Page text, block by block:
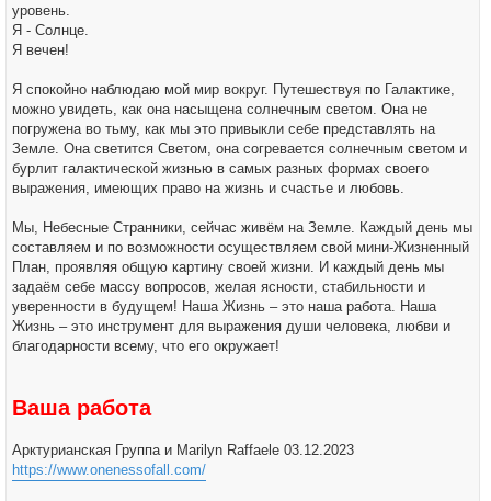
уровень.
Я - Солнце.
Я вечен!
Я спокойно наблюдаю мой мир вокруг. Путешествуя по Галактике,
можно увидеть, как она насыщена солнечным светом. Она не
погружена во тьму, как мы это привыкли себе представлять на
Земле. Она светится Светом, она согревается солнечным светом и
бурлит галактической жизнью в самых разных формах своего
выражения, имеющих право на жизнь и счастье и любовь.
Мы, Небесные Странники, сейчас живём на Земле. Каждый день мы
составляем и по возможности осуществляем свой мини-Жизненный
План, проявляя общую картину своей жизни. И каждый день мы
задаём себе массу вопросов, желая ясности, стабильности и
уверенности в будущем! Наша Жизнь – это наша работа. Наша
Жизнь – это инструмент для выражения души человека, любви и
благодарности всему, что его окружает!
Ваша работа
Арктурианская Группа и Marilyn Raffaele 03.12.2023
https://www.onenessofall.com/